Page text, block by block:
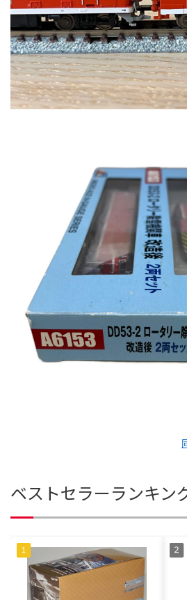
ベストセラーランキン